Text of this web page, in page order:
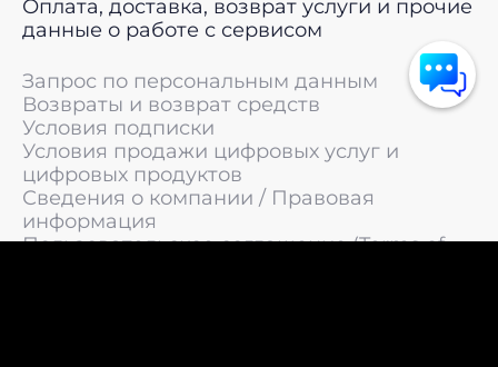
Оплата, доставка, возврат услуги и прочие
данные о работе с сервисом
Запрос по персональным данным
Возвраты и возврат средств
Условия подписки
Условия продажи цифровых услуг и
цифровых продуктов
Сведения о компании / Правовая
информация
Пользовательское соглашение (Terms of